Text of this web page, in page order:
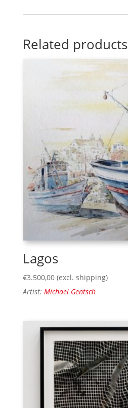
Related products
Lagos
€3.500,00 (excl. shipping)
Artist: Michael Gentsch